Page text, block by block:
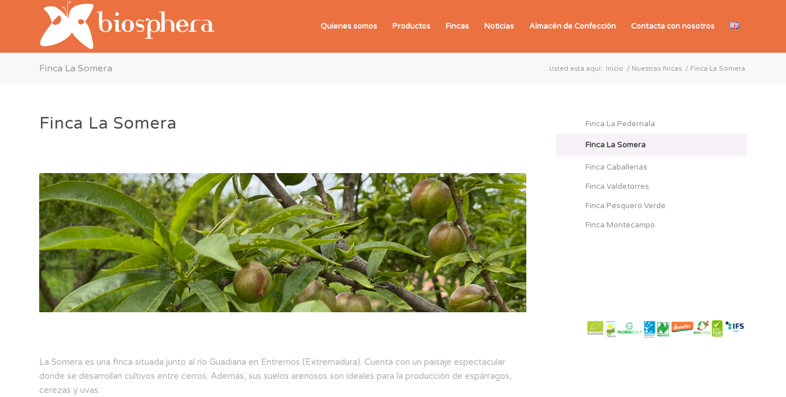
Quienes somos Productos Fincas Noticias Almacén de Confección Contacta con nosotros
Finca La Somera Usted está aquí: Inicio / Nuestras fincas / Finca La Somera
Finca La Somera
La Somera es una finca situada junto al río Guadiana en Entrerrios (Extremadura). Cuenta con un paisaje espectacular
donde se desarrollan cultivos entre cerros. Además, sus suelos arenosos son ideales para la producción de espárragos,
cerezas y uvas.
Finca La Pedernala
Finca La Somera
Finca Caballerias
Finca Valdetorres
Finca Pesquero Verde
Finca Montecampo